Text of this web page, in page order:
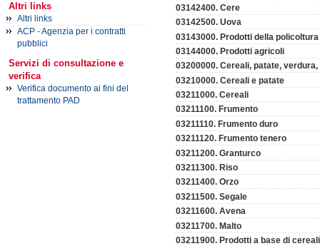
Altri links
Altri links
ACP - Agenzia per i contratti
pubblici
Servizi di consultazione e
verifica
Verifica documento ai fini del
trattamento PAD
03142400. Cere
03142500. Uova
03143000. Prodotti della policoltura
03144000. Prodotti agricoli
03200000. Cereali, patate,
03210000. Cereali e patate
03211000. Cereali
03211100. Frumento
03211110. Frumento duro
03211120. Frumento tenero
03211200. Granturco
03211300. Riso
03211400. Orzo
03211500. Segale
03211600. Avena
03211700. Malto
03211900. Prodotti a base di cereali